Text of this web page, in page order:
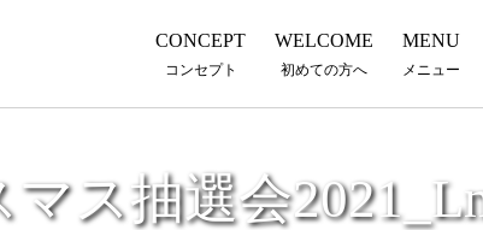
CONCEPT
コンセプト
WELCOME
初めての方へ
MENU
メニュー
マス抽選会